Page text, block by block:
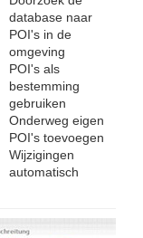
database naar
POI's in de
omgeving
POI's als
bestemming
gebruiken
Onderweg eigen
POI's toevoegen
Wijzigingen
automatisch